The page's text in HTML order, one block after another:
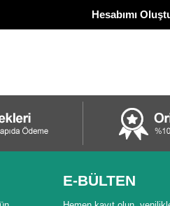
E-BÜLTEN